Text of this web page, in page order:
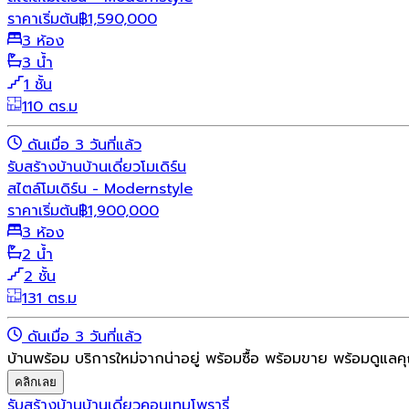
ราคาเริ่มต้น฿1,590,000
3 ห้อง
3 น้ำ
1 ชั้น
110 ตร.ม
ดันเมื่อ 3 วันที่แล้ว
รับสร้างบ้านบ้านเดี่ยวโมเดิร์น
สไตล์โมเดิร์น - Modernstyle
ราคาเริ่มต้น฿1,900,000
3 ห้อง
2 น้ำ
2 ชั้น
131 ตร.ม
ดันเมื่อ 3 วันที่แล้ว
บ้านพร้อม บริการใหม่จากน่าอยู่ พร้อมซื้อ พร้อมขาย พร้อมดูแล
คลิกเลย